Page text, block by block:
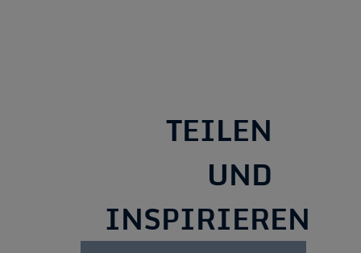
TEILEN
UND
INSPIRIEREN